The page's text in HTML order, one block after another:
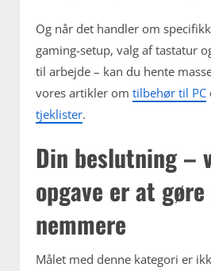
Og når det handler om
gaming-setup, valg af tastatur
til arbejde – kan du hente
vores artikler om tilbehør til PC
tjeklister.
Din beslutning –
opgave er at gøre
nemmere
Målet med denne kategori er